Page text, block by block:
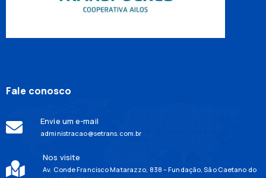
Fale conosco
Envie um e-mail
administracao@setrans.com.br
Nos visite
Av. Conde Francisco Matarazzo, 838 – Fundação, São Caetano do